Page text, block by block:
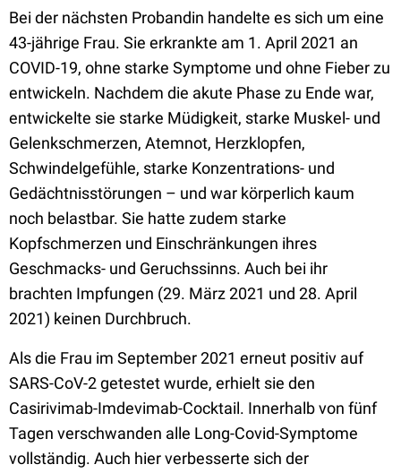
Bei der nächsten Probandin handelte es sich um eine
43-jährige Frau. Sie erkrankte am 1. April 2021 an
COVID-19, ohne starke Symptome und ohne Fieber zu
entwickeln. Nachdem die akute Phase zu Ende war,
entwickelte sie starke Müdigkeit, starke Muskel- und
Gelenkschmerzen, Atemnot, Herzklopfen,
Schwindelgefühle, starke Konzentrations- und
Gedächtnisstörungen – und war körperlich kaum
noch belastbar. Sie hatte zudem starke
Kopfschmerzen und Einschränkungen ihres
Geschmacks- und Geruchssinns. Auch bei ihr
brachten Impfungen (29. März 2021 und 28. April
2021) keinen Durchbruch.
Als die Frau im September 2021 erneut positiv auf
SARS-CoV-2 getestet wurde, erhielt sie den
Casirivimab-Imdevimab-Cocktail. Innerhalb von fünf
Tagen verschwanden alle Long-Covid-Symptome
vollständig. Auch hier verbesserte sich der